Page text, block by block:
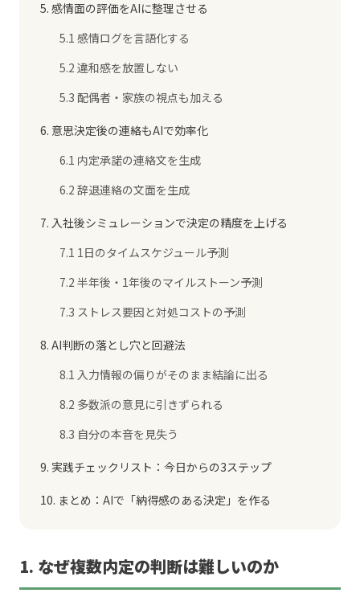
5. 感情面の評価をAIに整理させる
5.1 感情ログを言語化する
5.2 違和感を放置しない
5.3 配偶者・家族の視点も加える
6. 意思決定後の連絡もAIで効率化
6.1 内定承諾の連絡文を生成
6.2 辞退連絡の文面を生成
7. 入社後シミュレーションで決定の精度を上げる
7.1 1日のタイムスケジュール予測
7.2 半年後・1年後のマイルストーン予測
7.3 ストレス要因と対処コストの予測
8. AI判断の落とし穴と回避法
8.1 入力情報の偏りがそのまま結論に出る
8.2 多数派の意見に引きずられる
8.3 自分の本音を見失う
9. 実践チェックリスト：今日からの3ステップ
10. まとめ：AIで「納得感のある決定」を作る
1. なぜ複数内定の判断は難しいのか